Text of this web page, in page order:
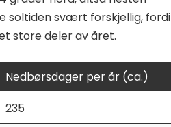
soltiden svært forskjellig, fordi
store deler av året.
Nedbørsdager per år (ca.)
235